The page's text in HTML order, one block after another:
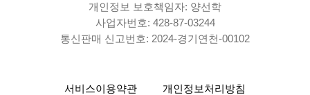
개인정보 보호책임자: 양선학
사업자번호: 428-87-03244
통신판매 신고번호: 2024-경기연천-00102
서비스이용약관 개인정보처리방침